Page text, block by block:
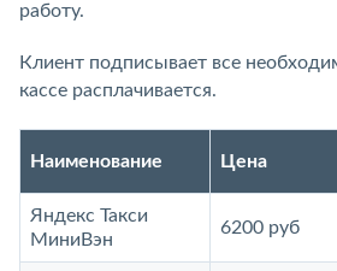
работу.
Клиент подписывает все
кассе расплачивается.
Наименование Цена
Яндекс Такси
МиниВэн
6200 руб